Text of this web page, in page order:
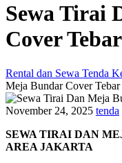
Sewa Tirai
Cover
Rental dan Sewa Tenda
Meja Bundar Cover Tebar
November 24, 2025 tenda
SEWA TIRAI DAN
AREA JAKARTA